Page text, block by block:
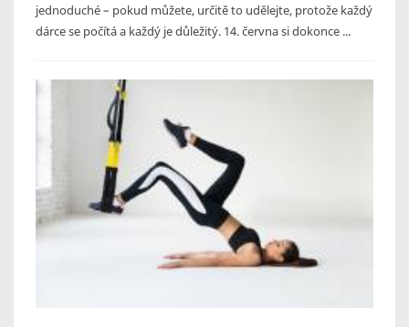
jednoduché – pokud můžete, určitě to udělejte, protože každý
dárce se počítá a každý je důležitý. 14. června si dokonce ...